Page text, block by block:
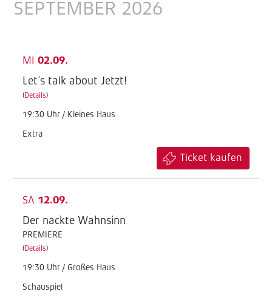
SEPTEMBER 2026
MI 02.09.
Let´s talk about Jetzt!
(Details)
19:30 Uhr / Kleines Haus
Extra
Ticket kaufen
SA 12.09.
Der nackte Wahnsinn
PREMIERE
(Details)
19:30 Uhr / Großes Haus
Schauspiel